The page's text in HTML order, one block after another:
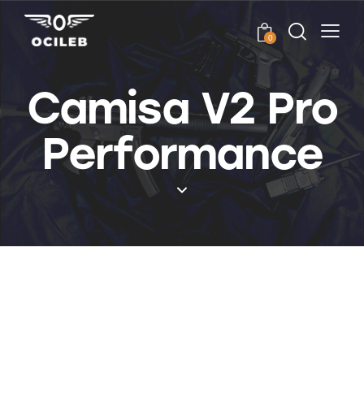
0
Camisa V2 Pro
Performance